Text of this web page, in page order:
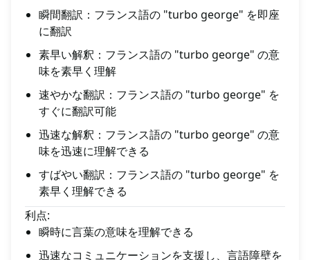
瞬間翻訳：フランス語の "turbo george" を即座
に翻訳
素早い解釈：フランス語の "turbo george" の意
味を素早く理解
速やかな翻訳：フランス語の "turbo george" を
すぐに翻訳可能
迅速な解釈：フランス語の "turbo george" の意
味を迅速に理解できる
すばやい翻訳：フランス語の "turbo george" を
素早く理解できる
利点:
瞬時に言葉の意味を理解できる
迅速なコミュニケーションを支援し、言語障壁を